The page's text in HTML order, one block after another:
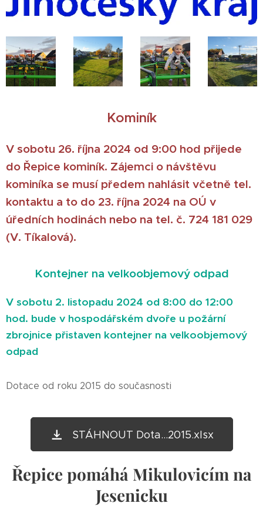
Kominík
V sobotu 26. října 2024 od 9:00 hod přijede
do Řepice kominík. Zájemci o návštěvu
kominíka se musí předem nahlásit včetně tel.
kontaktu a to do 23. října 2024 na OÚ v
úředních hodinách nebo na tel. č. 724 181 029
(V. Tíkalová).
Kontejner na velkoobjemový odpad
V sobotu 2. listopadu 2024 od 8:00 do 12:00
hod. bude v hospodářském dvoře u požární
zbrojnice přistaven kontejner na velkoobjemový
odpad
Dotace od roku 2015 do současnosti
STÁHNOUT Dota...2015.xlsx
Řepice pomáhá Mikulovicím na
Jesenicku